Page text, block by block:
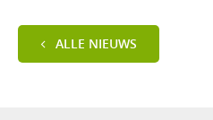
ALLE NIEUWS